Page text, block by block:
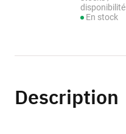
disponibilité
En stock
Description